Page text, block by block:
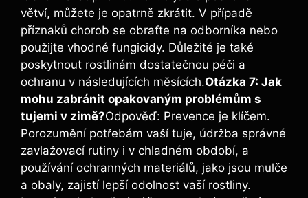
větví, můžete je opatrně zkrátit. V případě
příznaků chorob se obraťte na odborníka nebo
použijte vhodné fungicidy. Důležité je také
poskytnout rostlinám dostatečnou péči a
ochranu v následujících měsících.Otázka 7: Jak
mohu zabránit opakovaným problémům s
tujemi v zimě?Odpověď: Prevence je klíčem.
Porozumění potřebám vaší tuje, údržba správné
zavlažovací rutiny i v chladném období, a
používání ochranných materiálů, jako jsou mulče
a obaly, zajistí lepší odolnost vaší rostliny.